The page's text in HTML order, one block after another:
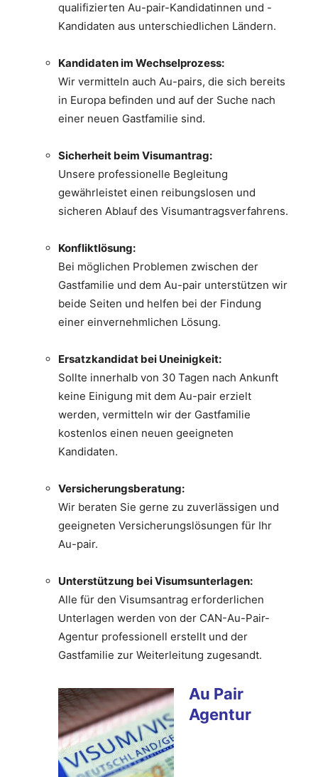
qualifizierten Au-pair-Kandidatinnen und -
Kandidaten aus unterschiedlichen Ländern.
Kandidaten im Wechselprozess:
Wir vermitteln auch Au-pairs, die sich bereits
in Europa befinden und auf der Suche nach
einer neuen Gastfamilie sind.
Sicherheit beim Visumantrag:
Unsere professionelle Begleitung
gewährleistet einen reibungslosen und
sicheren Ablauf des Visumantragsverfahrens.
Konfliktlösung:
Bei möglichen Problemen zwischen der
Gastfamilie und dem Au-pair unterstützen wir
beide Seiten und helfen bei der Findung
einer einvernehmlichen Lösung.
Ersatzkandidat bei Uneinigkeit:
Sollte innerhalb von 30 Tagen nach Ankunft
keine Einigung mit dem Au-pair erzielt
werden, vermitteln wir der Gastfamilie
kostenlos einen neuen geeigneten
Kandidaten.
Versicherungsberatung:
Wir beraten Sie gerne zu zuverlässigen und
geeigneten Versicherungslösungen für Ihr
Au-pair.
Unterstützung bei Visumsunterlagen:
Alle für den Visumsantrag erforderlichen
Unterlagen werden von der CAN-Au-Pair-
Agentur professionell erstellt und der
Gastfamilie zur Weiterleitung zugesandt.
Au Pair
Agentur